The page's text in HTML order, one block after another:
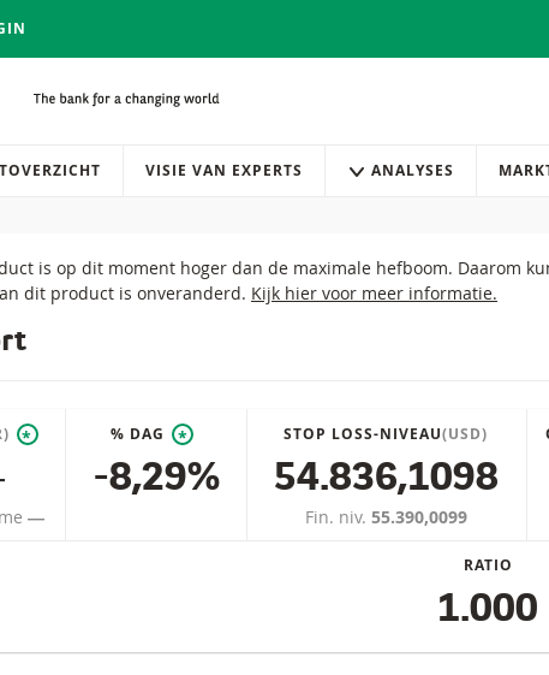
VISIE VAN EXPERTS ANALYSES
hefboom bereikt
is op dit moment hoger dan de maximale hefboom. Daarom
dit product is onveranderd. Kijk hier voor meer informatie.
*
―
% DAG *
-8,29%
STOP LOSS-NIVEAU(USD)
54.836,1098
Fin. niv. 55.390,0099
RATIO
1.000